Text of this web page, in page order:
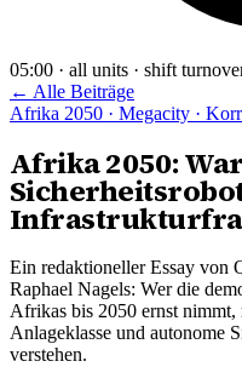
05:00 · all units · shift
← Alle Beiträge
Afrika 2050 · Megacity ·
Afrika 2050:
Ein redaktioneller Essay von
Raphael Nagels: Wer die
Afrikas bis 2050 ernst nimmt,
Anlageklasse und autonome
verstehen.